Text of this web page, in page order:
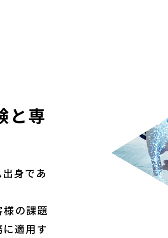
と専
⾝であ
の課題
適⽤す